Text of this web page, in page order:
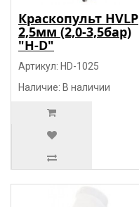
Краскопульт HVLP
2,5мм (2,0-3,5бар)
"H-D"
Артикул: HD-1025
Наличие: В наличии